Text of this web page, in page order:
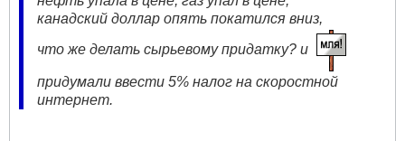
канадский доллар опять покатился вниз,
что же делать сырьевому придатку? и
придумали ввести 5% налог на скоростной
интернет.